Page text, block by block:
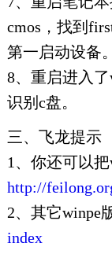
cmos，找到
第一启动设备。
8、重启进入了
识别c盘。
三、飞龙提示
1、你还可以把
http://
2、其它winpe
index